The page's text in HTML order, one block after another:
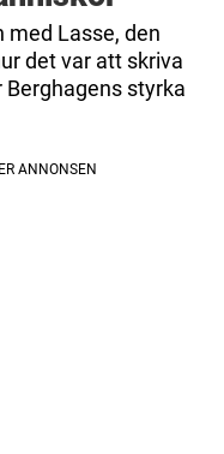
med Lasse, den
det var att skriva
Berghagens styrka